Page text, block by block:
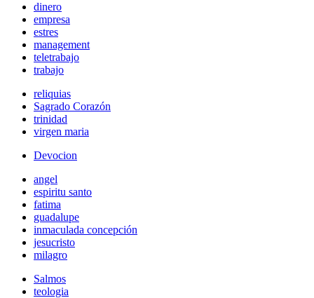
dinero
empresa
estres
management
teletrabajo
trabajo
reliquias
Sagrado Corazón
trinidad
virgen maria
Devocion
angel
espiritu santo
fatima
guadalupe
inmaculada concepción
jesucristo
milagro
Salmos
teologia